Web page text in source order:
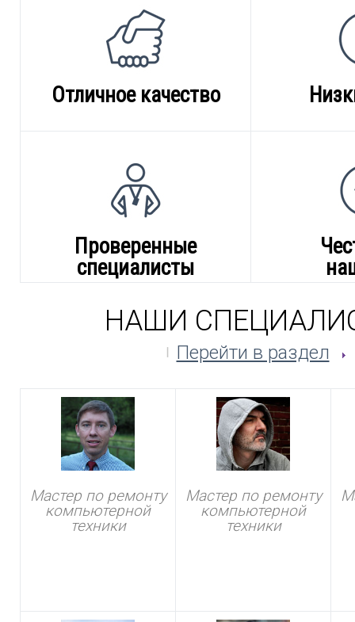
Отличное качество
Проверенные
специалисты
НАШИ
Перейти в раздел
Мастер по ремонту
компьютерной
техники
Мастер по ремонту
компьютерной
техники